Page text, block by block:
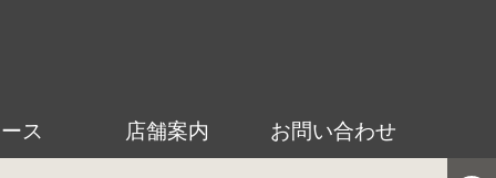
ス 店舗案内 お問い合わせ